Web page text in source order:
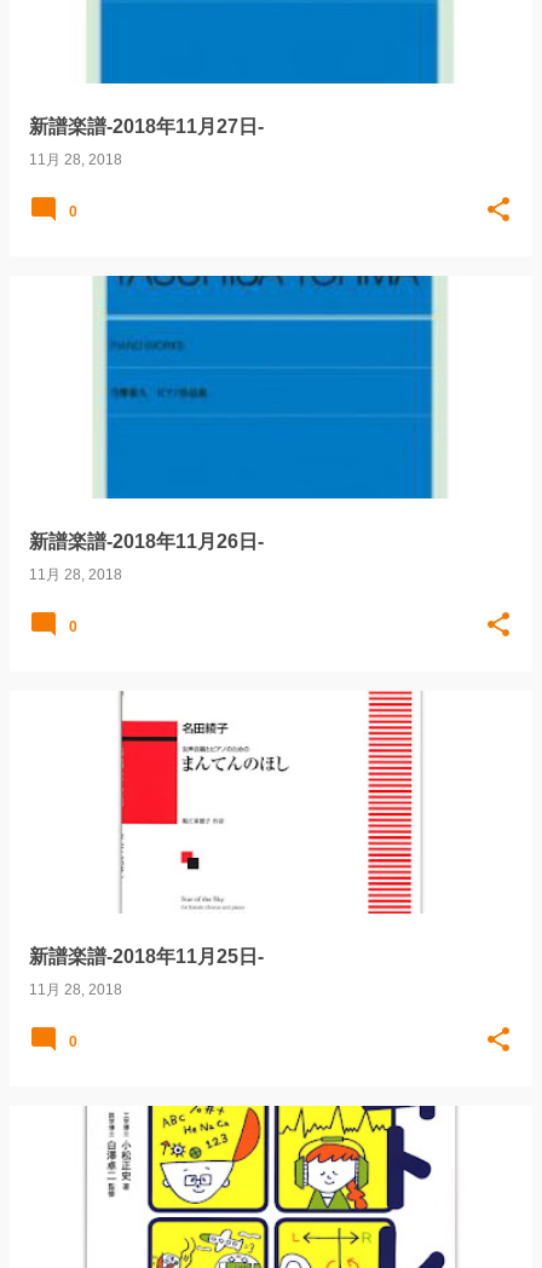
新譜楽譜-2018年11月27日-
11月 28, 2018
0
新譜楽譜-2018年11月26日-
11月 28, 2018
0
新譜楽譜-2018年11月25日-
11月 28, 2018
0